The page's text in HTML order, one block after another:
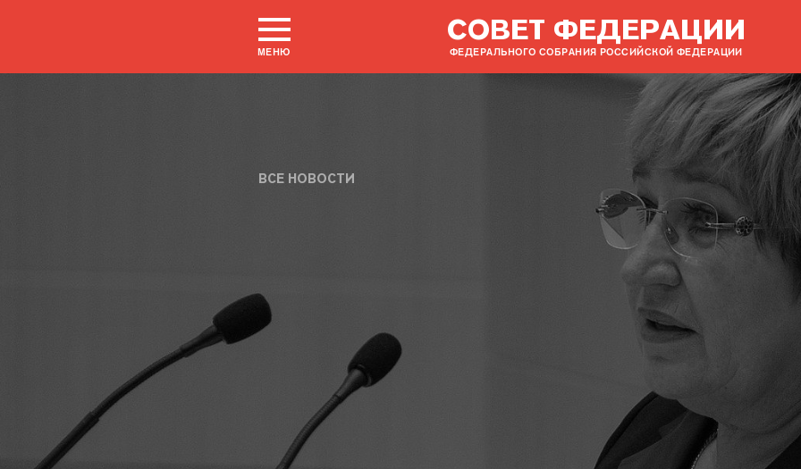
МЕНЮ
СОВЕТ ФЕДЕРАЦИИ
ФЕДЕРАЛЬНОГО СОБРАНИЯ РОССИЙСКОЙ ФЕДЕРАЦИИ
ВСЕ НОВОСТИ